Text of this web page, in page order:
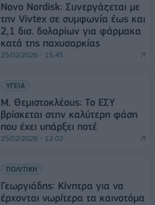
Novo Nordisk: Συνεργάζεται με
την Vivtex σε συμφωνία έως και
2,1 δισ. δολαρίων για φάρμακα
κατά της παχυσαρκίας
25/02/2026 - 15:45
ΥΓΕΙΑ
Μ. Θεμιστοκλέους: Το ΕΣΥ
βρίσκεται στην καλύτερη φάση
που έχει υπάρξει ποτέ
25/02/2026 - 12:02
ΠΟΛΙΤΙΚΗ
Γεωργιάδης: Κίνητρα για να
έρχονται νωρίτερα τα καινοτόμα